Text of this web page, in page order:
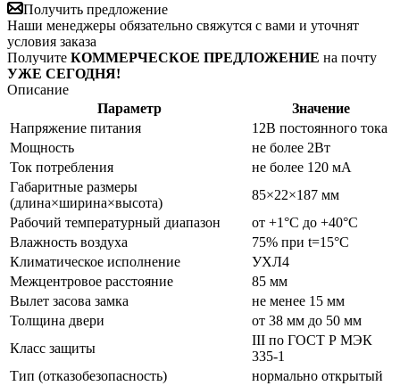
Получить предложение
Наши менеджеры обязательно свяжутся с вами и уточнят
условия заказа
Получите КОММЕРЧЕСКОЕ ПРЕДЛОЖЕНИЕ на почту
УЖЕ СЕГОДНЯ!
Описание
Параметр
Значение
Напряжение питания
12В постоянного тока
Мощность
не более 2Вт
Ток потребления
не более 120 мА
Габаритные размеры
(длина×ширина×высота)
85×22×187 мм
Рабочий температурный диапазон
от +1°C до +40°C
Влажность воздуха
75% при t=15°C
Климатическое исполнение
УХЛ4
Межцентровое расстояние
85 мм
Вылет засова замка
не менее 15 мм
Толщина двери
от 38 мм до 50 мм
Класс защиты
ІІІ по ГОСТ Р МЭК
335-1
Тип (отказобезопасность)
нормально открытый